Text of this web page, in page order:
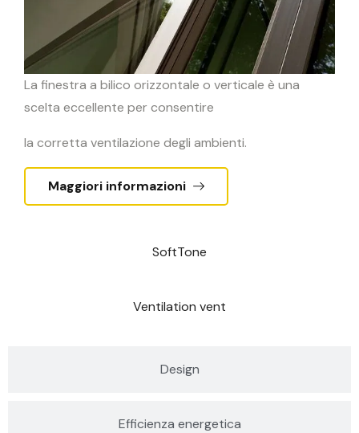
Design
Efficienza energetica
SoftTone
Ventilation vent
La finestra a bilico orizzontale o verticale è una
scelta eccellente per consentire
la corretta ventilazione degli ambienti.
Maggiori informazioni